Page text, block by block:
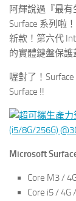
阿輝說過『最
Surface 系列啦
新款！第六代
的實體鍵盤保護
喔對了！
Surface !!
Microsoft
Core M3 /
Core i5 / 4G